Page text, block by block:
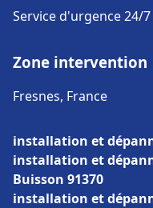
Service d'urgence 24/7
Zone intervention
Fresnes, France
installation et
installation et
Buisson 91370
installation et